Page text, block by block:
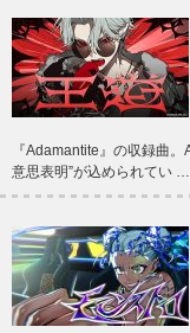
『Adamantite』の収録曲
意思表明”が込められてい …